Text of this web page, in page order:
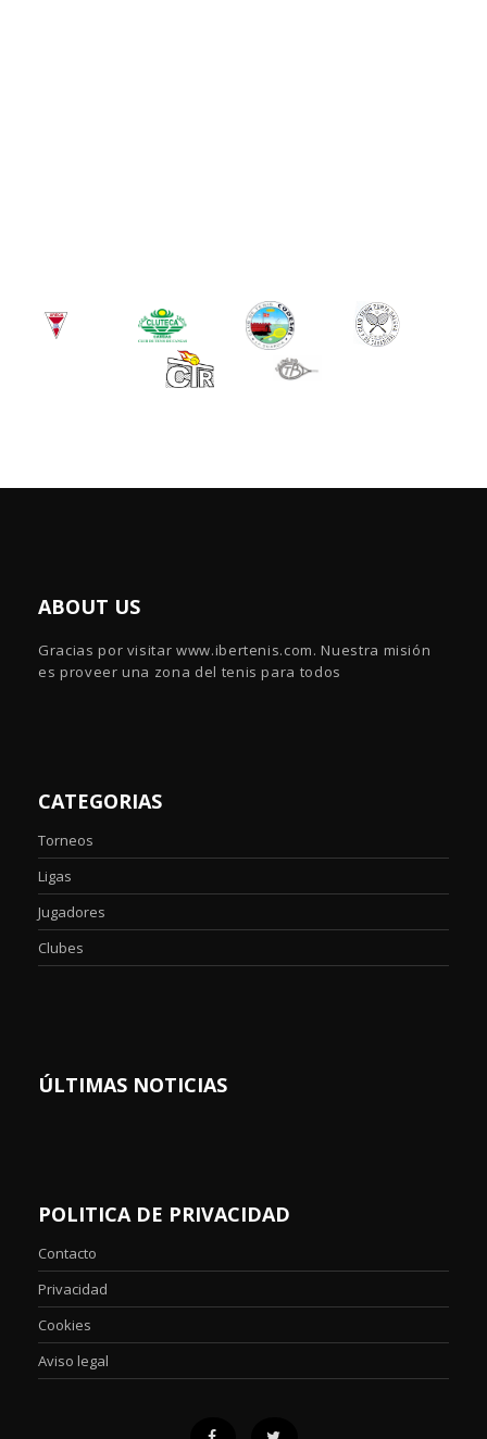
ABOUT US
Gracias por visitar www.ibertenis.com. Nuestra misión
es proveer una zona del tenis para todos
CATEGORIAS
Torneos
Ligas
Jugadores
Clubes
ÚLTIMAS NOTICIAS
POLITICA DE PRIVACIDAD
Contacto
Privacidad
Cookies
Aviso legal